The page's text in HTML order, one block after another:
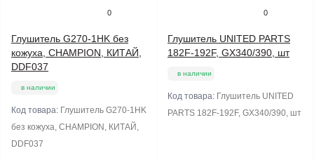
0
Глушитель G270-1HK без
кожуха, CHAMPION, КИТАЙ,
DDF037
в наличии
Код товара: Глушитель G270-1HK
без кожуха, CHAMPION, КИТАЙ,
DDF037
0
Глушитель UNITED PARTS
182F-192F, GX340/390, шт
в наличии
Код товара: Глушитель UNITED
PARTS 182F-192F, GX340/390, шт